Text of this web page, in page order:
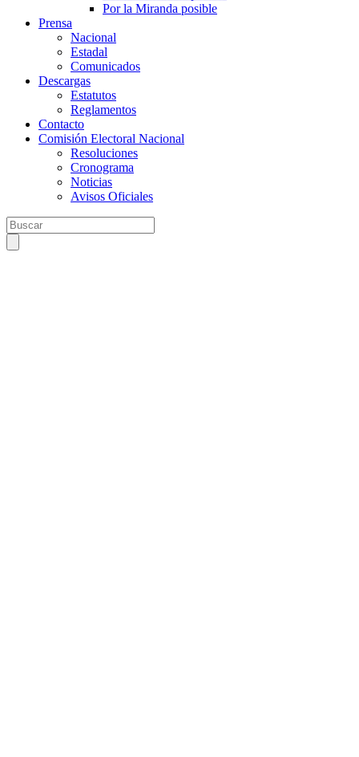
Por la Miranda posible
Prensa
Nacional
Estadal
Comunicados
Descargas
Estatutos
Reglamentos
Contacto
Comisión Electoral Nacional
Resoluciones
Cronograma
Noticias
Avisos Oficiales